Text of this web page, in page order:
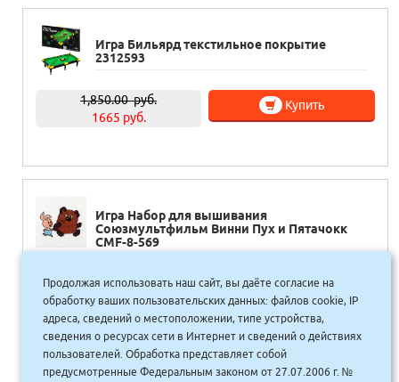
Игра Бильярд текстильное покрытие
2312593
1,850.00руб.
1665 руб.
Купить
Игра Набор для вышивания
Союзмультфильм Винни Пух и Пятачокк
CMF-8-569
555.00руб.
555 руб.
Купить
Продолжая использовать наш сайт, вы даёте согласие на
обработку ваших пользовательских данных: файлов cookie, IP
адреса, сведений о местоположении, типе устройства,
сведения о ресурсах сети в Интернет и сведений о действиях
пользователей. Обработка представляет собой
предусмотренные Федеральным законом от 27.07.2006 г. №